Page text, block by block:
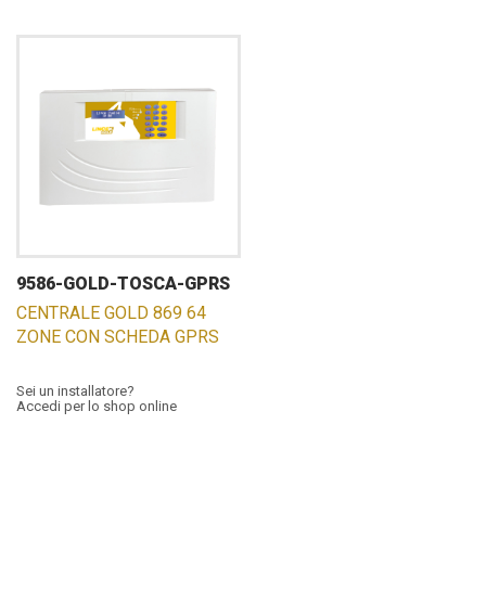
9586-GOLD-TOSCA-GPRS
CENTRALE GOLD 869 64
ZONE CON SCHEDA GPRS
Sei un installatore?
Accedi per lo shop online